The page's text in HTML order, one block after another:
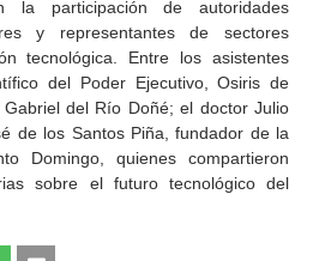
la participación de autoridades
y representantes de sectores
tecnológica. Entre los asistentes
del Poder Ejecutivo, Osiris de
del Río Doñé; el doctor Julio
de los Santos Piña, fundador de la
Domingo, quienes compartieron
sobre el futuro tecnológico del